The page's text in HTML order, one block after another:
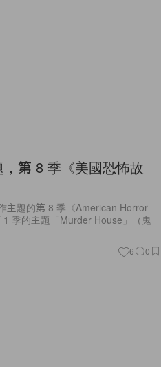
第 8 季《美國恐怖故
主題的第 8 季《American Horror
季的主題「Murder House」（鬼
6 0